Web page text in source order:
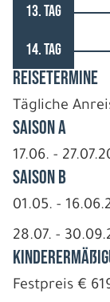
13. TAG
14. TAG
REISETERMINE
Tägliche
Saison A
17.06. -
Saison B
01.05. -
28.07. -
Festpreis €